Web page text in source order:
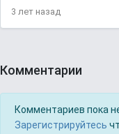
3 лет назад
Комментарии
Комментариев пока
Зарегистрируйтесь